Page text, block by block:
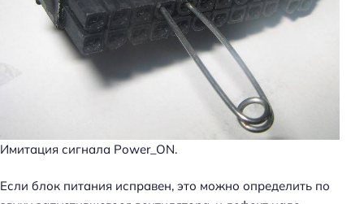
Имитация сигнала Power_ON.
Если блок питания исправен, это можно определить по